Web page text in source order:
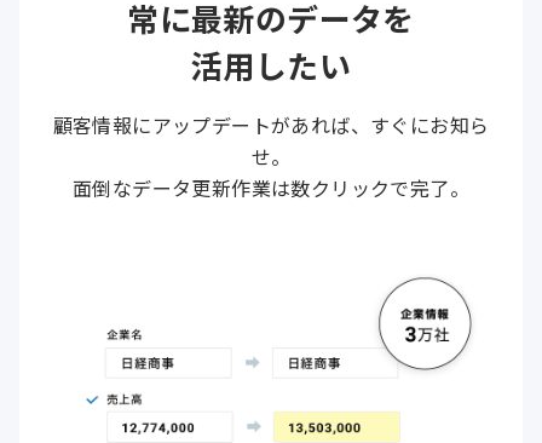
常に最新のデータを
活用したい
顧客情報にアップデートがあれば、すぐにお知ら
せ。
面倒なデータ更新作業は数クリックで完了。